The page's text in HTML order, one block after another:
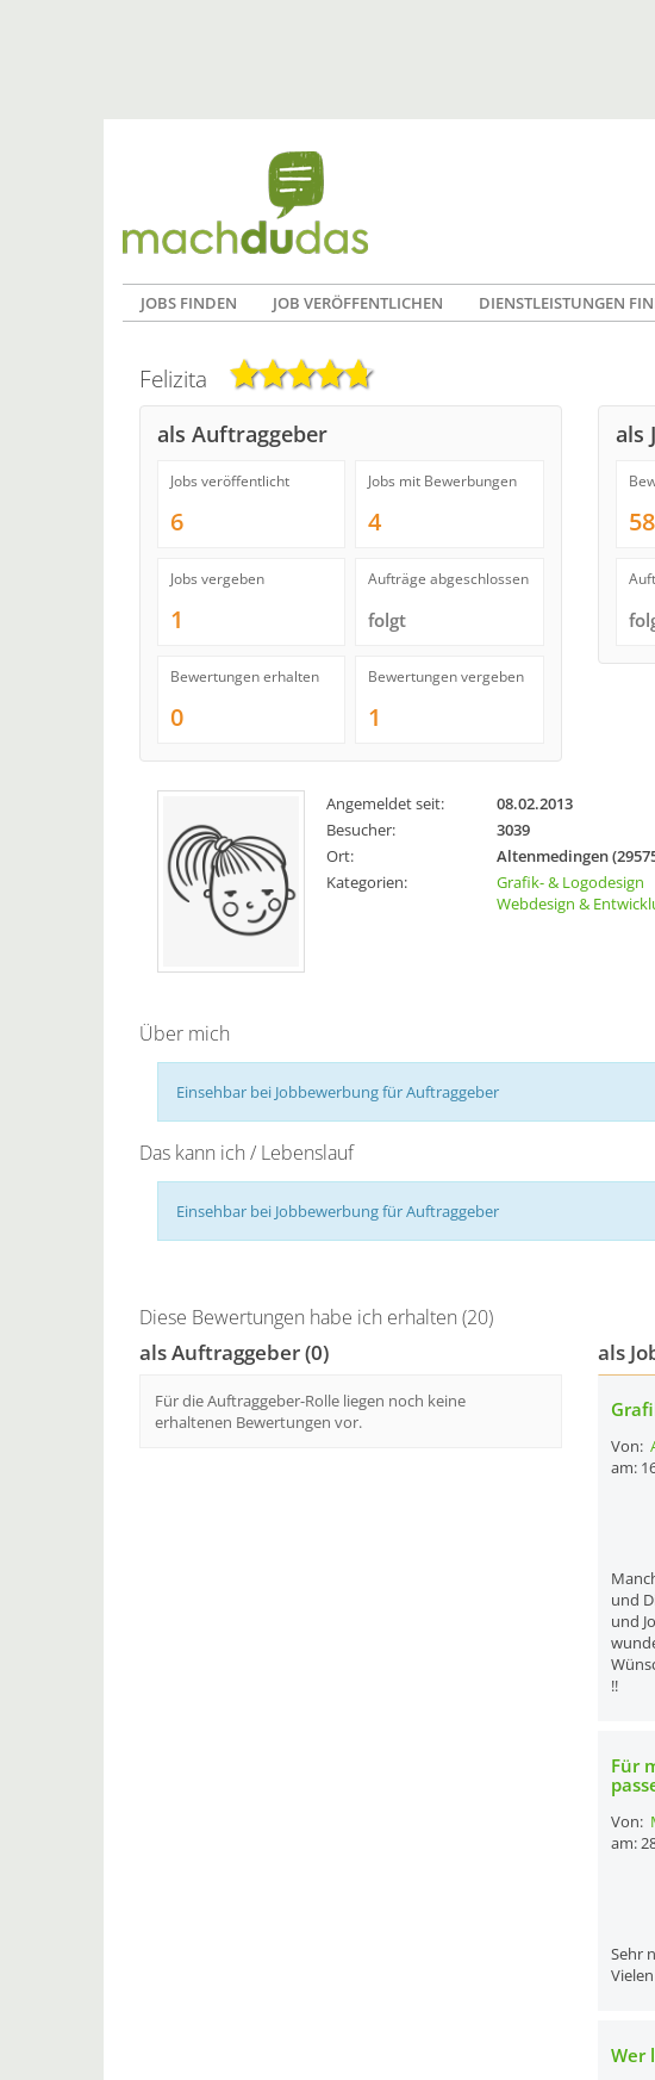
JOBS FINDEN JOB VERÖFFENTLICHEN DIENSTLEISTUNGEN
Felizita
als Auftraggeber
Jobs veröffentlicht
6
Jobs mit Bewerbungen
4
Jobs vergeben
1
Aufträge abgeschlossen
folgt
Bewertungen erhalten
0
Bewertungen vergeben
1
als
Angemeldet seit:
08.02.2013
Besucher:
3039
Ort:
Altenmedingen
Kategorien:
Grafik- & Logodesign
Webdesign &
Über mich
Einsehbar bei Jobbewerbung für Auftraggeber
Das kann ich / Lebenslauf
Einsehbar bei Jobbewerbung für Auftraggeber
Diese Bewertungen habe ich erhalten (20)
als Auftraggeber (0)
Für die Auftraggeber-Rolle liegen noch keine
erhaltenen Bewertungen vor.
als
Von:
am:
und
und
!!
Für
Von:
am:
Sehr
Wer